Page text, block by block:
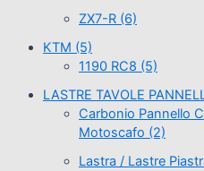
ZX7-R (6)
KTM (5)
1190 RC8 (5)
LASTRE TAVOLE
Carbonio Pannello
Motoscafo (2)
Lastra / Lastre